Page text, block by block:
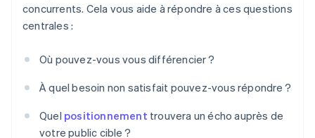
concurrents. Cela vous aide à répondre à ces questions
centrales :
Où pouvez-vous vous différencier ?
À quel besoin non satisfait pouvez-vous répondre ?
Quel positionnement trouvera un écho auprès de
votre public cible ?